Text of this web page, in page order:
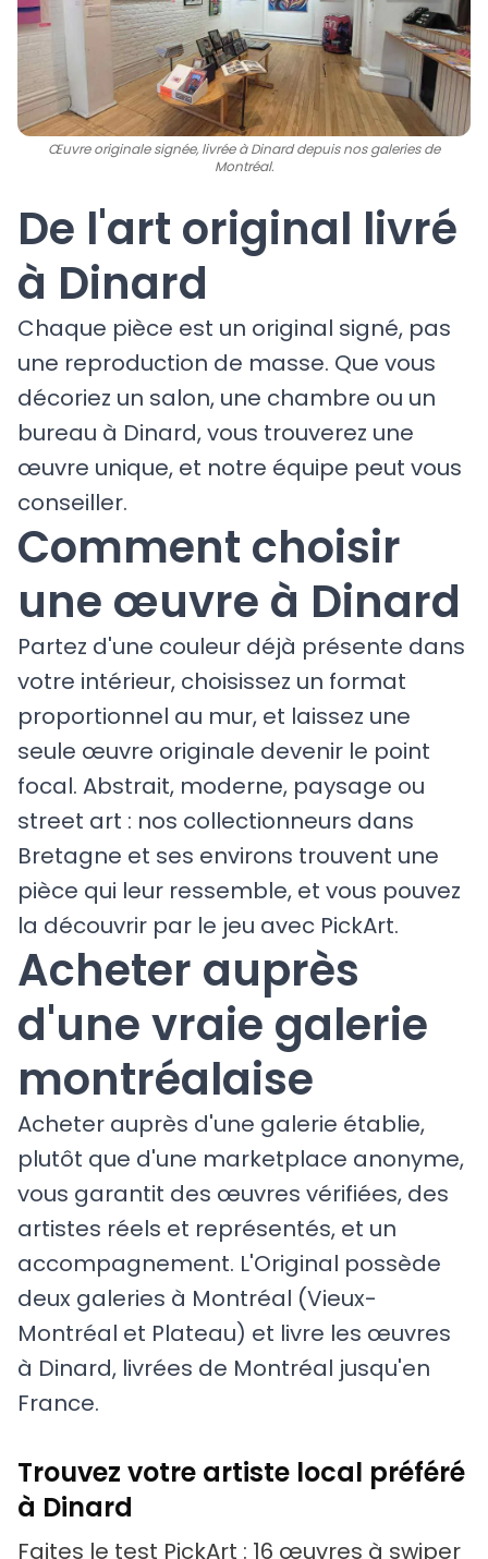
Œuvre originale signée, livrée à Dinard depuis nos galeries de
Montréal.
De l'art original livré
à Dinard
Chaque pièce est un original signé, pas
une reproduction de masse. Que vous
décoriez un salon, une chambre ou un
bureau à Dinard, vous trouverez une
œuvre unique, et notre équipe peut vous
conseiller.
Comment choisir
une œuvre à Dinard
Partez d'une couleur déjà présente dans
votre intérieur, choisissez un format
proportionnel au mur, et laissez une
seule œuvre originale devenir le point
focal. Abstrait, moderne, paysage ou
street art : nos collectionneurs dans
Bretagne et ses environs trouvent une
pièce qui leur ressemble, et vous pouvez
la découvrir par le jeu avec PickArt.
Acheter auprès
d'une vraie galerie
montréalaise
Acheter auprès d'une galerie établie,
plutôt que d'une marketplace anonyme,
vous garantit des œuvres vérifiées, des
artistes réels et représentés, et un
accompagnement. L'Original possède
deux galeries à Montréal (Vieux-
Montréal et Plateau) et livre les œuvres
à Dinard, livrées de Montréal jusqu'en
France.
Trouvez votre artiste local préféré
à Dinard
Faites le test PickArt : 16 œuvres à swiper